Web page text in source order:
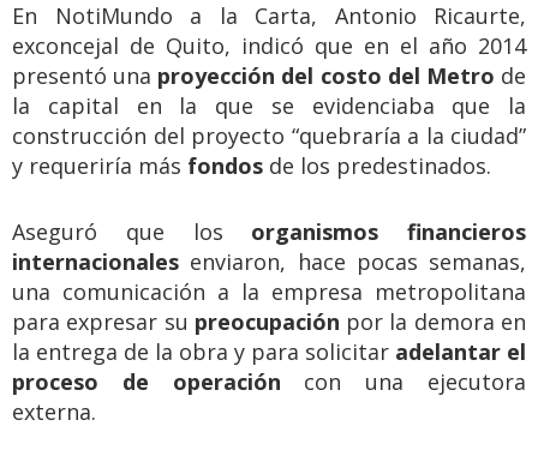
En NotiMundo a la Carta, Antonio Ricaurte,
exconcejal de Quito, indicó que en el año 2014
presentó una proyección del costo del Metro de
la capital en la que se evidenciaba que la
construcción del proyecto “quebraría a la ciudad”
y requeriría más fondos de los predestinados.
Aseguró que los organismos financieros
internacionales enviaron, hace pocas semanas,
una comunicación a la empresa metropolitana
para expresar su preocupación por la demora en
la entrega de la obra y para solicitar adelantar el
proceso de operación con una ejecutora
externa.